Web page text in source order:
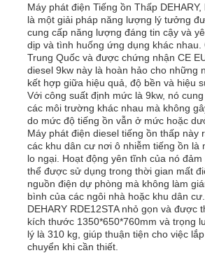
Máy phát điện Tiếng ồn Thấp DEHARY,
là một giải pháp năng lượng lý tưởng
cung cấp năng lượng đáng tin cậy và
dịp và tình huống ứng dụng khác nhau.
Trung Quốc và được chứng nhận CE
diesel 9kw này là hoàn hảo cho những
kết hợp giữa hiệu quả, độ bền và hiệu
Với công suất định mức là 9kw, nó
các môi trường khác nhau mà không
do mức độ tiếng ồn vẫn ở mức hoặc
Máy phát điện diesel tiếng ồn thấp này
các khu dân cư nơi ô nhiễm tiếng ồn là
lo ngại. Hoạt động yên tĩnh của nó
thể được sử dụng trong thời gian mất
nguồn điện dự phòng mà không làm
bình của các ngôi nhà hoặc khu dân cư.
DEHARY RDE12STA nhỏ gọn và được
kích thước 1350*650*760mm và trọng
lý là 310 kg, giúp thuận tiện cho việc
chuyển khi cần thiết.